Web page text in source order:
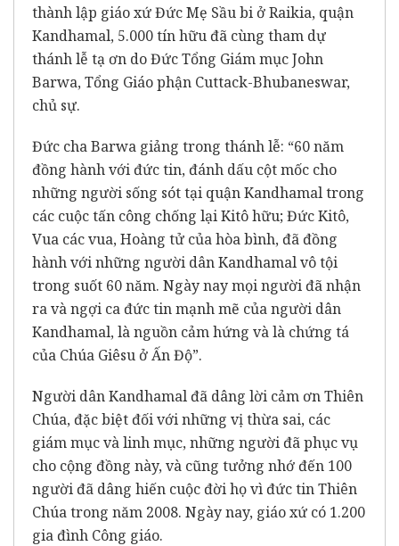
thành lập giáo xứ Đức Mẹ Sầu bi ở Raikia, quận
Kandhamal, 5.000 tín hữu đã cùng tham dự
thánh lễ tạ ơn do Đức Tổng Giám mục John
Barwa, Tổng Giáo phận Cuttack-Bhubaneswar,
chủ sự.
Đức cha Barwa giảng trong thánh lễ: “60 năm
đồng hành với đức tin, đánh dấu cột mốc cho
những người sống sót tại quận Kandhamal trong
các cuộc tấn công chống lại Kitô hữu; Đức Kitô,
Vua các vua, Hoàng tử của hòa bình, đã đồng
hành với những người dân Kandhamal vô tội
trong suốt 60 năm. Ngày nay mọi người đã nhận
ra và ngợi ca đức tin mạnh mẽ của người dân
Kandhamal, là nguồn cảm hứng và là chứng tá
của Chúa Giêsu ở Ấn Độ”.
Người dân Kandhamal đã dâng lời cảm ơn Thiên
Chúa, đặc biệt đối với những vị thừa sai, các
giám mục và linh mục, những người đã phục vụ
cho cộng đồng này, và cũng tưởng nhớ đến 100
người đã dâng hiến cuộc đời họ vì đức tin Thiên
Chúa trong năm 2008. Ngày nay, giáo xứ có 1.200
gia đình Công giáo.